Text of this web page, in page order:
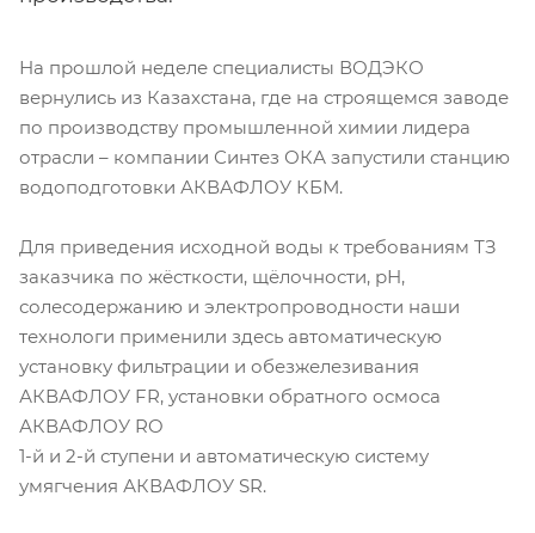
На прошлой неделе специалисты ВОДЭКО
вернулись из Казахстана, где на строящемся заводе
по производству промышленной химии лидера
отрасли – компании Синтез ОКА запустили станцию
водоподготовки АКВАФЛОУ КБМ.
Для приведения исходной воды к требованиям ТЗ
заказчика по жёсткости, щёлочности, рН,
солесодержанию и электропроводности наши
технологи применили здесь автоматическую
установку фильтрации и обезжелезивания
АКВАФЛОУ FR, установки обратного осмоса
АКВАФЛОУ RO
1-й и 2-й ступени и автоматическую систему
умягчения АКВАФЛОУ SR.